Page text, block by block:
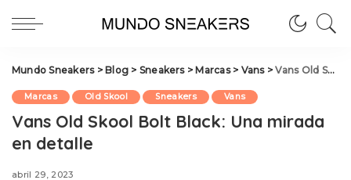
Mundo Sneakers> Blog > Sneakers> Marcas> Vans>Vans Old Skool Bolt Black: Una mirada en detalle
Marcas Old Skool Sneakers Vans
Vans Old Skool Bolt Black: Una mirada
en detalle
abril 29, 2023